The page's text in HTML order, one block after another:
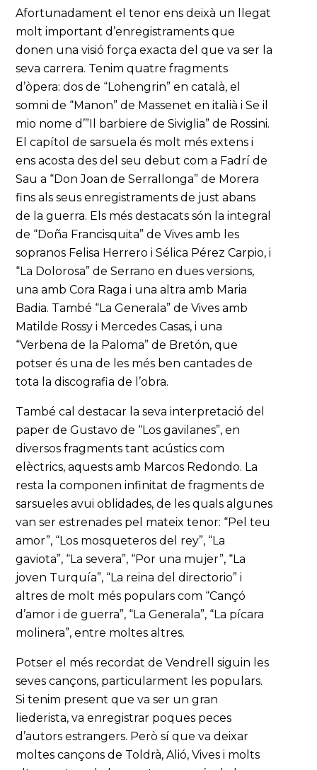
Afortunadament el tenor ens deixà un llegat
molt important d’enregistraments que
donen una visió força exacta del que va ser la
seva carrera. Tenim quatre fragments
d’òpera: dos de “Lohengrin” en català, el
somni de “Manon” de Massenet en italià i Se il
mio nome d’”Il barbiere de Siviglia” de Rossini.
El capítol de sarsuela és molt més extens i
ens acosta des del seu debut com a Fadrí de
Sau a “Don Joan de Serrallonga” de Morera
fins als seus enregistraments de just abans
de la guerra. Els més destacats són la integral
de “Doña Francisquita” de Vives amb les
sopranos Felisa Herrero i Sélica Pérez Carpio, i
“La Dolorosa” de Serrano en dues versions,
una amb Cora Raga i una altra amb Maria
Badia. També “La Generala” de Vives amb
Matilde Rossy i Mercedes Casas, i una
“Verbena de la Paloma” de Bretón, que
potser és una de les més ben cantades de
tota la discografia de l’obra.
També cal destacar la seva interpretació del
paper de Gustavo de “Los gavilanes”, en
diversos fragments tant acústics com
elèctrics, aquests amb Marcos Redondo. La
resta la componen infinitat de fragments de
sarsueles avui oblidades, de les quals algunes
van ser estrenades pel mateix tenor: “Pel teu
amor”, “Los mosqueteros del rey”, “La
gaviota”, “La severa”, “Por una mujer”, “La
joven Turquía”, “La reina del directorio” i
altres de molt més populars com “Cançó
d’amor i de guerra”, “La Generala”, “La pícara
molinera”, entre moltes altres.
Potser el més recordat de Vendrell siguin les
seves cançons, particularment les populars.
Si tenim present que va ser un gran
liederista, va enregistrar poques peces
d’autors estrangers. Però sí que va deixar
moltes cançons de Toldrà, Alió, Vives i molts